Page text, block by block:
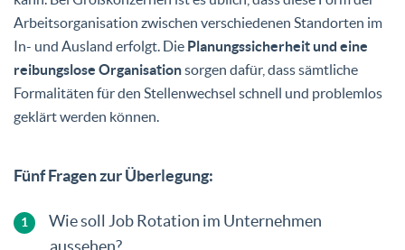
Arbeitsorganisation zwischen verschiedenen Standorten im
In- und Ausland erfolgt. Die Planungssicherheit und eine
reibungslose Organisationsorgen dafür, dass sämtliche
Formalitäten für den Stellenwechsel schnell und problemlos
geklärt werden können.
Fünf Fragen zur Überlegung:
Wie soll Job Rotation im Unternehmen
aussehen?